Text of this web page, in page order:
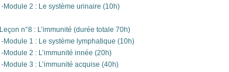
-Module 2 : Le système urinaire (10h)
Leçon n°8 : L’immunité (durée totale 70h)
-Module 1 : Le système lymphatique (10h)
-Module 2 : L’immunité innée (20h)
-Module 3 : L’immunité acquise (40h)